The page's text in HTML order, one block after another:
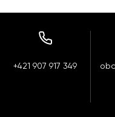
+421 907 917 349